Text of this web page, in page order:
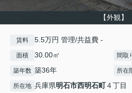
【外観】
賃料 5.5万円 管理/共益費 -
面積 30.00㎡ 間取
築年数 築36年 所在
所在地 兵庫県明石市西明石町４丁目